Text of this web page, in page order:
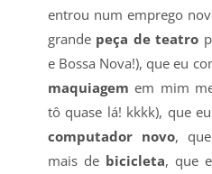
entrou num emprego
grande peça de teatro
e Bossa Nova!), que eu
maquiagem em mim
tô quase lá! kkkk), que
computador novo,
mais de bicicleta, que